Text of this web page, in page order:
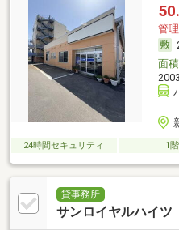
管
面積
24時間セキュリティ 1階
貸事務所
サンロイヤルハイツ